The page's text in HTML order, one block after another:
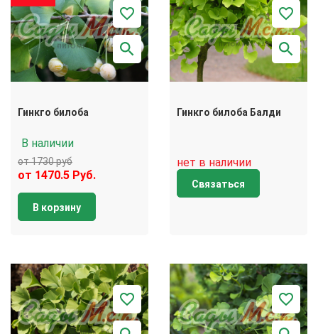
Гинкго билоба
В наличии
от 1730 руб
от 1470.5 Руб.
В корзину
Гинкго билоба Балди
нет в наличии
Связаться